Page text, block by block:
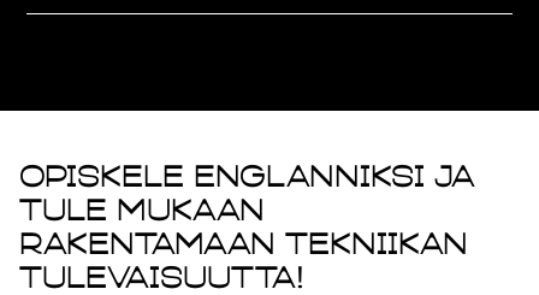
Opiskele englanniksi ja
tule mukaan
rakentamaan tekniikan
tulevaisuutta!